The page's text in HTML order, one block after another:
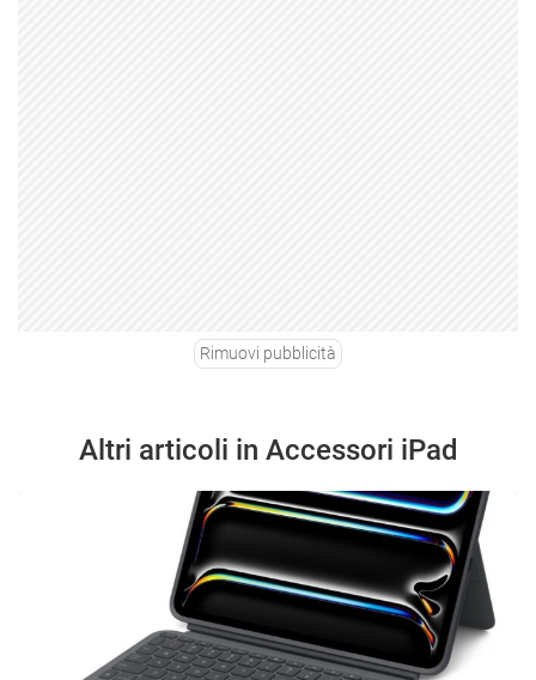
Rimuovi pubblicità
Altri articoli in Accessori iPad